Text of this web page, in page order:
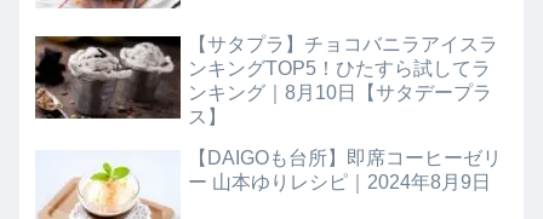
【サタプラ】チョコバニラアイスラ
ンキングTOP5！ひたすら試してラ
ンキング｜8月10日【サタデープラ
ス】
【DAIGOも台所】即席コーヒーゼリ
ー 山本ゆりレシピ｜2024年8月9日